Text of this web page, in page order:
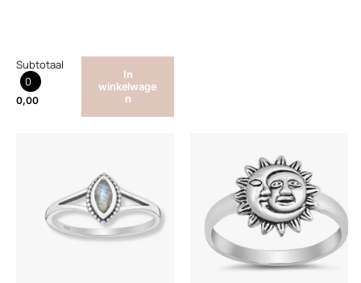
Subtotaal
0
0,00
In
winkelwage
n